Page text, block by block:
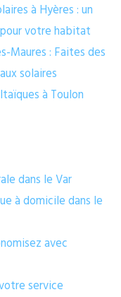
à Hyères : un
votre habitat
Maures : Faites des
solaires
à Toulon
dans le Var
à domicile dans le
avec
service